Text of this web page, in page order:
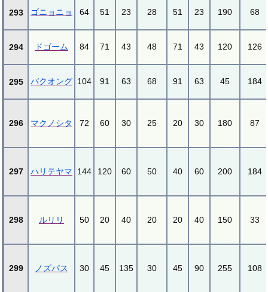
293 ゴニョニョ 64 51 23 28 51 23 190 68
294 ドゴーム 84 71 43 48 71 43 120 126
295 バクオング 104 91 63 68 91 63 45 184
296 マクノシタ 72 60 30 25 20 30 180 87
297 ハリテヤマ 144 120 60 50 40 60 200 184
298 ルリリ 50 20 40 20 20 40 150 33
299 ノズパス 30 45 135 30 45 90 255 108